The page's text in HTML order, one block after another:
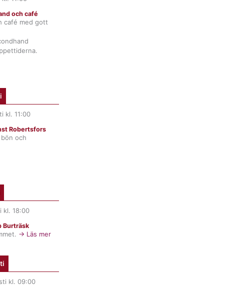
och café
café med gott
kl. 11:00
Robertsfors
och
kl. 18:00
Burträsk
→ Läs mer
kl. 09:00